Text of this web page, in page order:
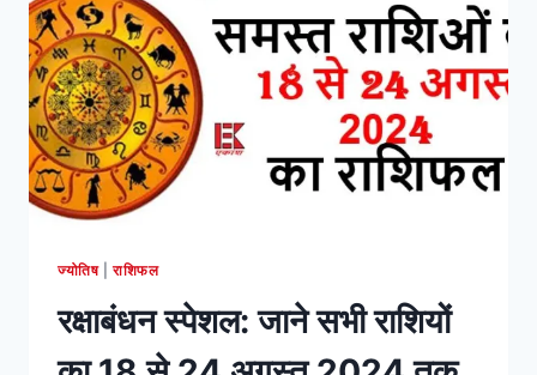
राशियों
का
25
से
31
अगस्त
2024
तक
ज्योतिष|राशिफल
रक्षाबंधन स्पेशल: जाने सभी राशियों